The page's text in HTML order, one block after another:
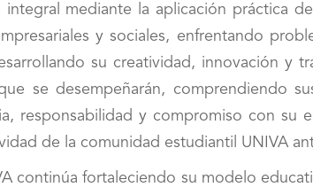
integral mediante la aplicación práctica
y sociales, enfrentando
su creatividad, innovación y
se desempeñarán, comprendiendo
responsabilidad y compromiso con su
de la comunidad estudiantil UNIVA
continúa fortaleciendo su modelo